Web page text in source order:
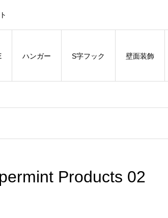
ハンガー S字フック 壁面装飾
Products 02